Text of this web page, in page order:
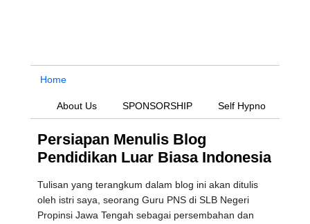
Home
About Us SPONSORSHIP Self Hypno
Persiapan Menulis Blog
Pendidikan Luar Biasa Indonesia
Tulisan yang terangkum dalam blog ini akan ditulis
oleh istri saya, seorang Guru PNS di SLB Negeri
Propinsi Jawa Tengah sebagai persembahan dan